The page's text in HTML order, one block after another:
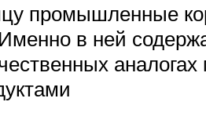
промышленные
в ней